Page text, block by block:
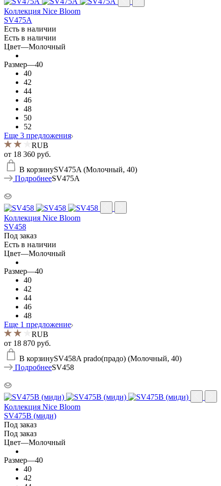
Коллекция Nice Bloom
SV475A
Есть в наличии
Есть в наличии
Цвет—Молочный
Размер—40
40
42
44
46
48
50
52
Еще 3 предложения
RUB
от 18 360 руб.
В корзинуSV475A (Молочный, 40)
ПодробнееSV475A
Коллекция Nice Bloom
SV458
Под заказ
Есть в наличии
Цвет—Молочный
Размер—40
40
42
44
46
48
Еще 1 предложение
RUB
от 18 870 руб.
В корзинуSV458A prado(прадо) (Молочный, 40)
ПодробнееSV458
Коллекция Nice Bloom
SV475B (миди)
Под заказ
Под заказ
Цвет—Молочный
Размер—40
40
42